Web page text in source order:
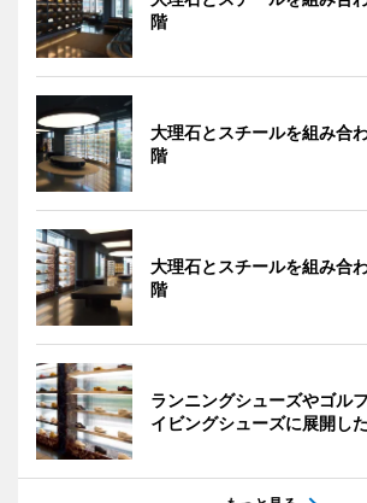
階
大理石とスチールを組み合
階
大理石とスチールを組み合
階
ランニングシューズやゴル
イビングシューズに展開し